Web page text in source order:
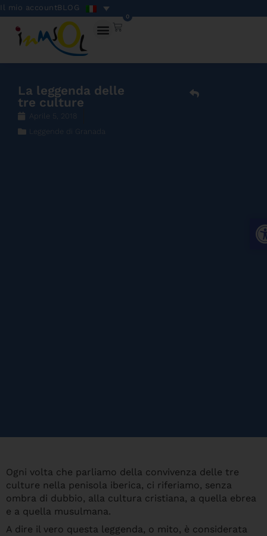
Il mio accountBLOG
0
La leggenda delle
tre culture
Aprile 5, 2018
Leggende di Granada
Ogni volta che parliamo della convivenza delle tre
culture nella penisola iberica, ci riferiamo, senza
ombra di dubbio, alla cultura cristiana, a quella ebrea
e a quella musulmana.
A dire il vero questa leggenda, o mito, è considerata